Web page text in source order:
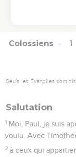
Colossiens 1
Seuls les Évangiles sont
Salutation
1 Moi, Paul, je suis
voulu. Avec
2 à ceux qui